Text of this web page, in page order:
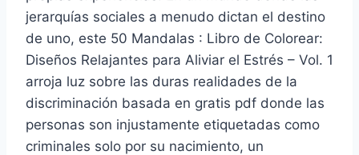
jerarquías sociales a menudo dictan el destino
de uno, este 50 Mandalas : Libro de Colorear:
Diseños Relajantes para Aliviar el Estrés – Vol. 1
arroja luz sobre las duras realidades de la
discriminación basada en gratis pdf donde las
personas son injustamente etiquetadas como
criminales solo por su nacimiento, un